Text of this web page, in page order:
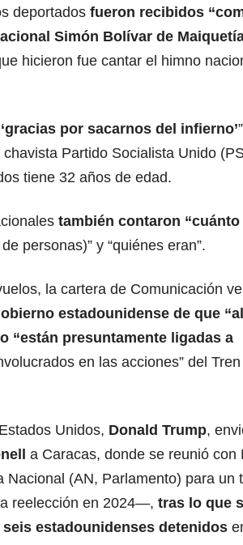
deportados fueron recibidos
Simón Bolívar de
hicieron fue cantar el himno
‘gracias por sacarnos del infierno’
Partido Socialista Unido (
tiene 32 años de edad.
también contaron “cuánto
personas)” y “quiénes eran”.
la cartera de Comunicación
estadounidense de que
“están presuntamente ligadas a
en las acciones” del
Unidos, Donald Trump,
a Caracas, donde se reunió con
(AN, Parlamento) para un
reelección en 2024—, tras lo que
estadounidenses detenidos